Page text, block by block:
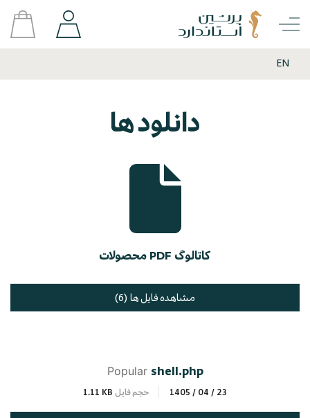
EN
دانلود ها
کاتالوگ PDF محصولات
مشاهده فایل ها (6)
shell.php
Popular
1405 / 04 / 23 حجم فایل 1.11 KB